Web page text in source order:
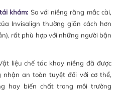
khám: So với niềng răng mắc cài,
Invisalign thường giãn cách hơn
rất phù hợp với những người bận
liệu chế tác khay niềng đã được
nhận an toàn tuyệt đối với cơ thể,
hay biến chất trong môi trường